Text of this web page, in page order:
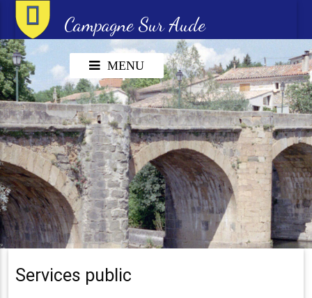
Campagne Sur Aude
MENU
Services public